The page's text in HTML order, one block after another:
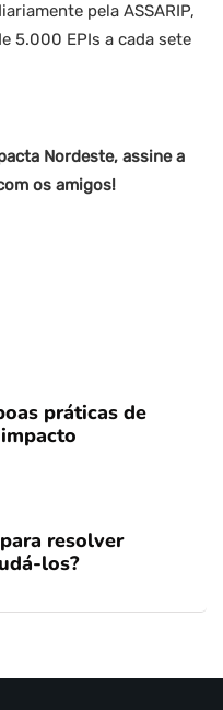
pela ASSARIP,
5.000 EPIs a cada sete
Nordeste, assine a
os amigos!
práticas de
resolver
los?